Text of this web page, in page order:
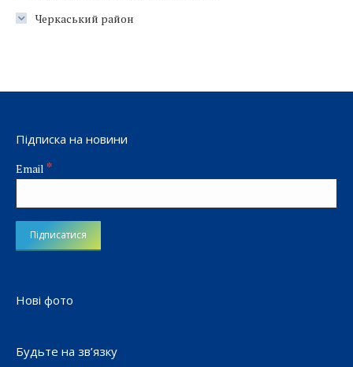
Черкаський район
Підписка на новини
Email *
Нові фото
Будьте на зв’язку